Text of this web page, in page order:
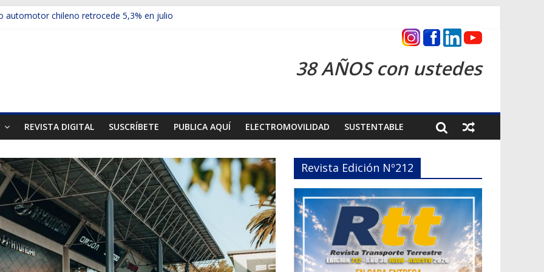
automotor chileno retrocede 5,3% en julio
presentó la recién estrenada Bolden en la Expo Compras Públicas 2026
mercado internacional en lanzar la nueva Maxus T70
38 AÑOS con ustedes
REVISTA DIGITAL SUSCRÍBETE PUBLICA AQUÍ ELECTROMOVILIDAD SUSTENTABLE
Revista Edición Nº212